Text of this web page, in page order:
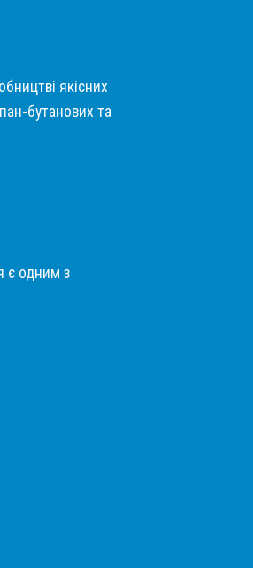
якісних
бутанових та
є одним з